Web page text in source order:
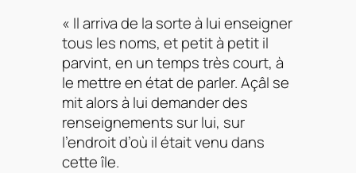
« Il arriva de la sorte à lui enseigner
tous les noms, et petit à petit il
parvint, en un temps très court, à
le mettre en état de parler. Açâl se
mit alors à lui demander des
renseignements sur lui, sur
l’endroit d’où il était venu dans
cette île.